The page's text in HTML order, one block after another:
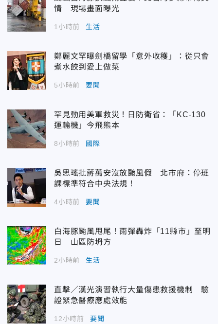
情 現場畫面曝光
1小時前 生活
鄭麗文罕曝劍橋留學「意外收穫」：從只會
煮水餃到愛上做菜
5小時前 要聞
罕見動用美軍救災！日防衛省：「KC-130
運輸機」今飛熊本
8小時前 國際
吳思瑤批蔣萬安沒放颱風假 北市府：停班
課標準符合中央法規！
4小時前 要聞
白海豚颱風甩尾！雨彈轟炸「11縣市」至明
日 山區防坍方
2小時前 生活
直擊／漢光演習執行大量傷患救援機制 驗
證緊急醫療應處效能
12小時前 要聞